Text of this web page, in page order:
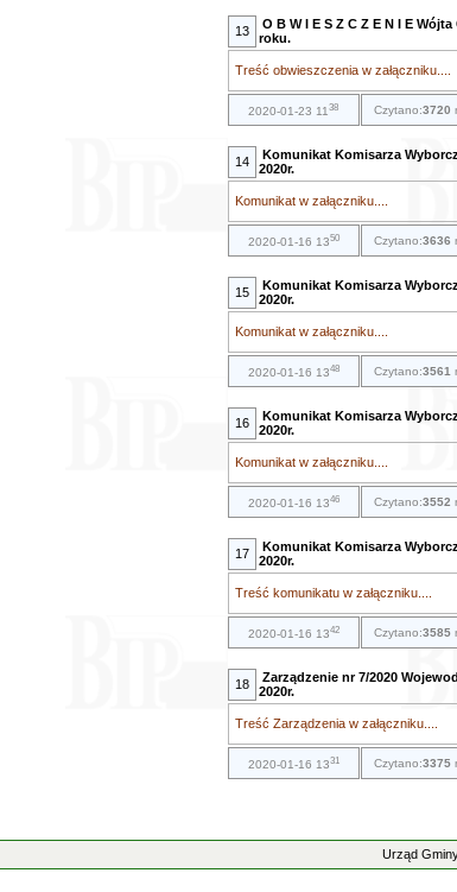
13
O B W I E S Z C Z E N I E
roku.
Treść obwieszczenia w załączniku....
2020-01-23 1138 Czytano:3720
14
Komunikat Komisarza
2020r.
Komunikat w załączniku....
2020-01-16 1350 Czytano:3636
15
Komunikat Komisarza
2020r.
Komunikat w załączniku....
2020-01-16 1348 Czytano:3561
16
Komunikat Komisarza
2020r.
Komunikat w załączniku....
2020-01-16 1346 Czytano:3552
17
Komunikat Komisarza
2020r.
Treść komunikatu w załączniku....
2020-01-16 1342 Czytano:3585
18
Zarządzenie nr 7/2020
2020r.
Treść Zarządzenia w załączniku....
2020-01-16 1331 Czytano:3375
Urząd